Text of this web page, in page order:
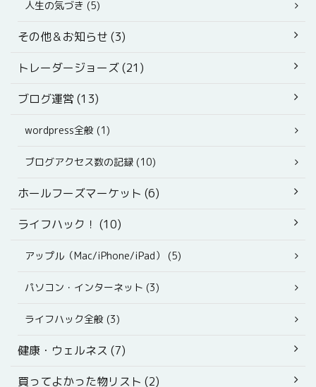
人生の気づき (5)
その他＆お知らせ (3)
トレーダージョーズ (21)
ブログ運営 (13)
wordpress全般 (1)
ブログアクセス数の記録 (10)
ホールフーズマーケット (6)
ライフハック！ (10)
アップル（Mac/iPhone/iPad） (5)
パソコン・インターネット (3)
ライフハック全般 (3)
健康・ウェルネス (7)
買ってよかった物リスト (2)